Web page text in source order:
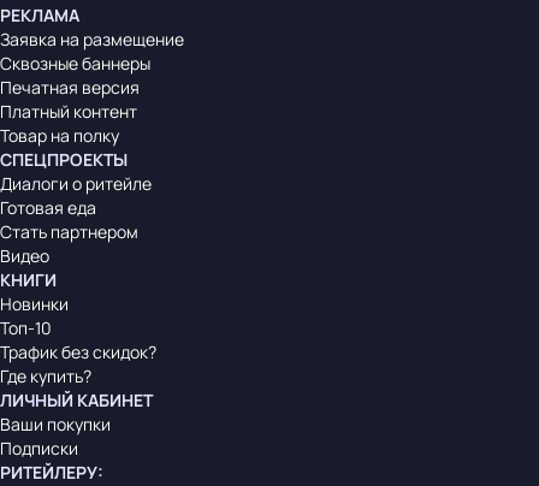
РЕКЛАМА
Заявка на размещение
Сквозные баннеры
Печатная версия
Платный контент
Товар на полку
СПЕЦПРОЕКТЫ
Диалоги о ритейле
Готовая еда
Стать партнером
Видео
КНИГИ
Новинки
Топ-10
Трафик без скидок?
Где купить?
ЛИЧНЫЙ КАБИНЕТ
Ваши покупки
Подписки
РИТЕЙЛЕРУ: